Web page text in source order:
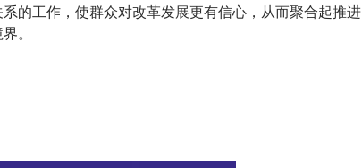
的工作，使群众对改革发展更有信心，从而聚合起推进
。